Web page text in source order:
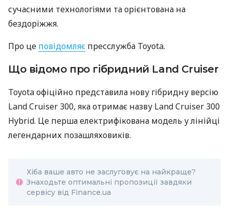
сучасними технологіями та орієнтована на
бездоріжжя.
Про це повідомляє пресслужба Toyota.
Що відомо про гібридний Land Cruiser
Toyota офіційно представила нову гібридну версію
Land Cruiser 300, яка отримає назву Land Cruiser 300
Hybrid. Це перша електрифікована модель у лінійці
легендарних позашляховиків.
Хіба ваше авто не заслуговує на найкраще?
Знаходьте оптимальні пропозиції завдяки
сервісу від Finance.ua